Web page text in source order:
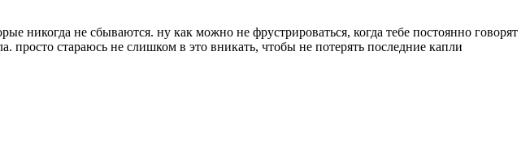
никогда не сбываются. ну как можно не фрустрироваться, когда тебе постоянно говорят
стараюсь не слишком в это вникать, чтобы не потерять последние капли